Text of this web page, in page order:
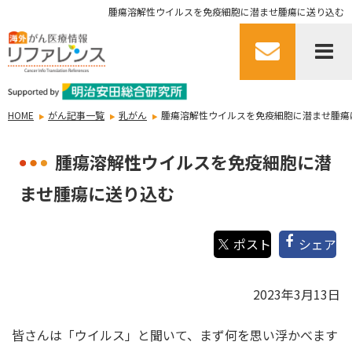
腫瘍溶解性ウイルスを免疫細胞に潜ませ腫瘍に送り込む
HOME がん記事一覧 乳がん 腫瘍溶解性ウイルスを免疫細胞に潜ませ腫
腫瘍溶解性ウイルスを免疫細胞に潜
ませ腫瘍に送り込む
シェア
2023年3月13日
皆さんは「ウイルス」と聞いて、まず何を思い浮かべます